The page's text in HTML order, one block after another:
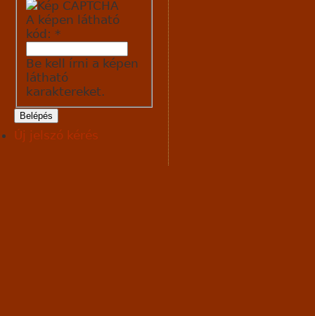
A képen látható
kód: *
Be kell írni a képen
látható
karaktereket.
Új jelszó kérés